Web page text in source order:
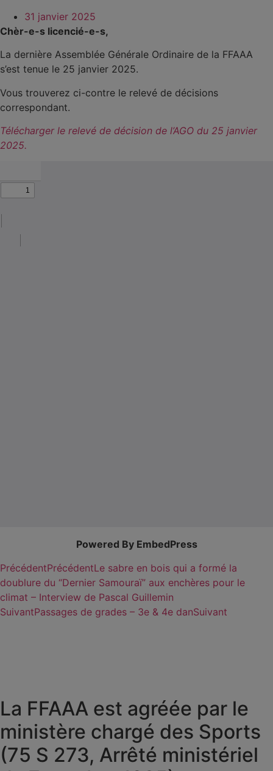
31 janvier 2025
Chèr-e-s licencié-e-s,
La dernière Assemblée Générale Ordinaire de la FFAAA
s’est tenue le 25 janvier 2025.
Vous trouverez ci-contre le relevé de décisions
correspondant.
Télécharger le relevé de décision de l’AGO du 25 janvier
2025.
Powered By EmbedPress
PrécédentPrécédentLe sabre en bois qui a formé la
doublure du “Dernier Samouraï” aux enchères pour le
climat – Interview de Pascal Guillemin
SuivantPassages de grades – 3e & 4e danSuivant
La FFAAA est agréée par le
ministère chargé des Sports
(75 S 273, Arrêté ministériel